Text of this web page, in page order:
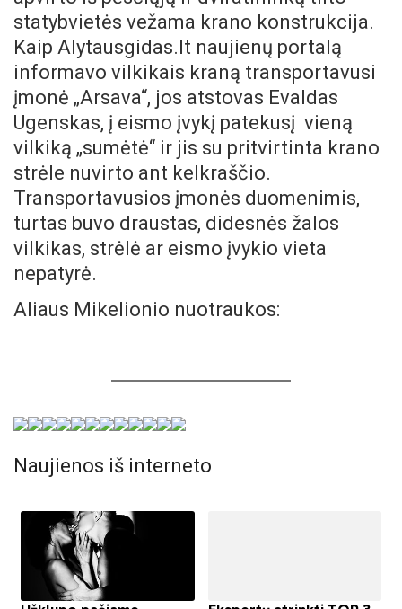
statybvietės vežama krano konstrukcija.
Kaip Alytausgidas.lt naujienų portalą
informavo vilkikais kraną transportavusi
įmonė „Arsava“, jos atstovas Evaldas
Ugenskas, į eismo įvykį patekusį vieną
vilkiką „sumėtė“ ir jis su pritvirtinta krano
strėle nuvirto ant kelkraščio.
Transportavusios įmonės duomenimis,
turtas buvo draustas, didesnės žalos
vilkikas, strėlė ar eismo įvykio vieta
nepatyrė.
Aliaus Mikelionio nuotraukos:
Naujienos iš interneto